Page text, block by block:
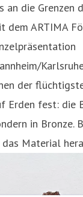
an die Grenzen
dem ARTIMA
der
Erden fest: die
in Bronze.
Material